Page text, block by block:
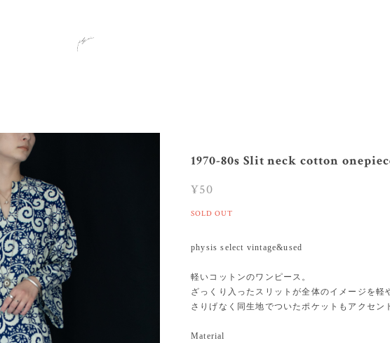
1970-80s Slit neck cotton
¥50
SOLD OUT
physis select vintage&used
軽いコットンのワンピース。
ざっくり入ったスリットが全体のイメージを軽
さりげなく同生地でついたポケットもアクセン
Material